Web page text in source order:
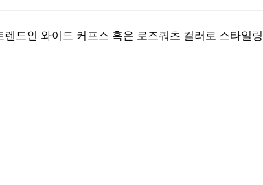
드인 와이드 커프스 혹은 로즈쿼츠 컬러로 스타일